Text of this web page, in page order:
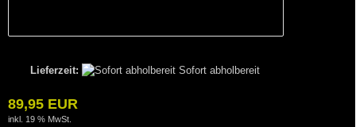
Lieferzeit: Sofort abholbereit
89,95 EUR
inkl. 19 % MwSt.